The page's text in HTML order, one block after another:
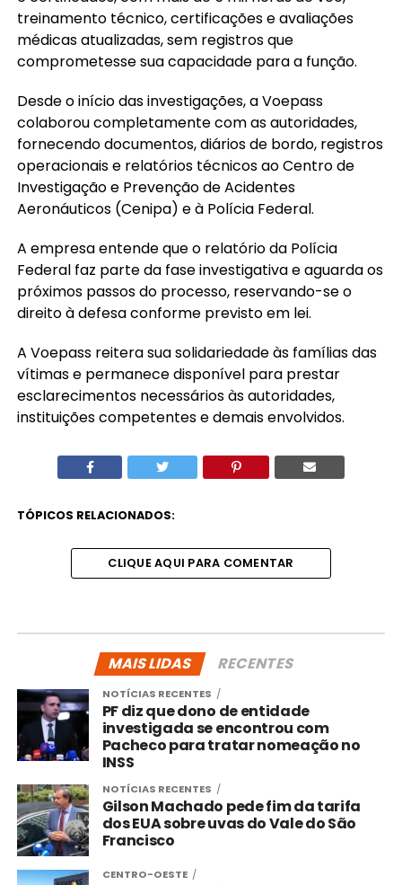
treinamento técnico, certificações e avaliações
médicas atualizadas, sem registros que
comprometesse sua capacidade para a função.
Desde o início das investigações, a Voepass
colaborou completamente com as autoridades,
fornecendo documentos, diários de bordo, registros
operacionais e relatórios técnicos ao Centro de
Investigação e Prevenção de Acidentes
Aeronáuticos (Cenipa) e à Polícia Federal.
A empresa entende que o relatório da Polícia
Federal faz parte da fase investigativa e aguarda os
próximos passos do processo, reservando-se o
direito à defesa conforme previsto em lei.
A Voepass reitera sua solidariedade às famílias das
vítimas e permanece disponível para prestar
esclarecimentos necessários às autoridades,
instituições competentes e demais envolvidos.
TÓPICOS RELACIONADOS:
CLIQUE AQUI PARA COMENTAR
MAIS LIDAS RECENTES
NOTÍCIAS RECENTES
PF diz que dono de entidade
investigada se encontrou com
Pacheco para tratar nomeação no
INSS
NOTÍCIAS RECENTES
Gilson Machado pede fim da tarifa
dos EUA sobre uvas do Vale do São
Francisco
CENTRO-OESTE